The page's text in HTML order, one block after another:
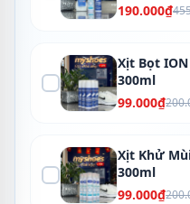
190.000₫
Xịt Bọt
300ml
99.000₫
Xịt Khử
300ml
99.000₫